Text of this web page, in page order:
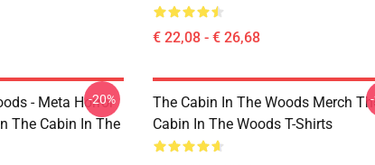
€ 22,08 - € 26,68
- Meta Horror
The Cabin In The
-20%
The Cabin In The Woods Merch
Cabin In The Woods T-Shirts